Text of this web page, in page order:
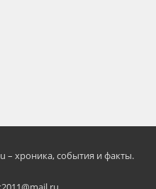
– хроника, события и факты.